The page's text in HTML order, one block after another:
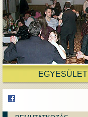
EGYESÜLET